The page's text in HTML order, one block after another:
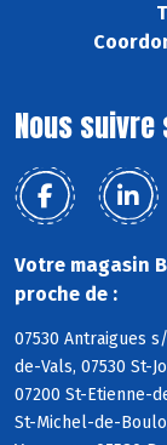
Nous suivre
Votre magasin
proche de :
07530 Antraigues
de-Vals, 07530 St-
07200 St-Etienne-
St-Michel-de-